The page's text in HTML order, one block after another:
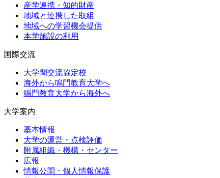
産学連携・知的財産
地域と連携した取組
地域への学習機会提供
本学施設の利用
国際交流
大学間交流協定校
海外から鳴門教育大学へ
鳴門教育大学から海外へ
大学案内
基本情報
大学の運営・点検評価
附属組織・機構・センター
広報
情報公開・個人情報保護